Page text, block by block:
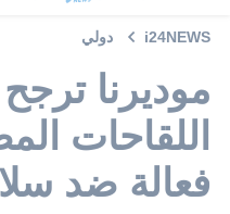
i24NEWS دولي
موديرنا
اللقاحات
فعالة ضد